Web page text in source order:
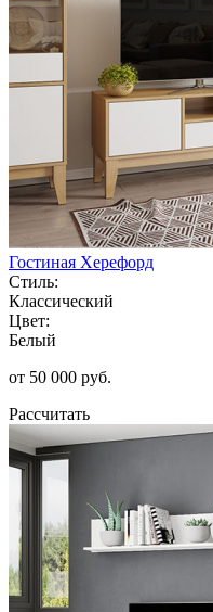
Гостиная Херефорд
Стиль:
Классический
Цвет:
Белый
от 50 000 руб.
Рассчитать